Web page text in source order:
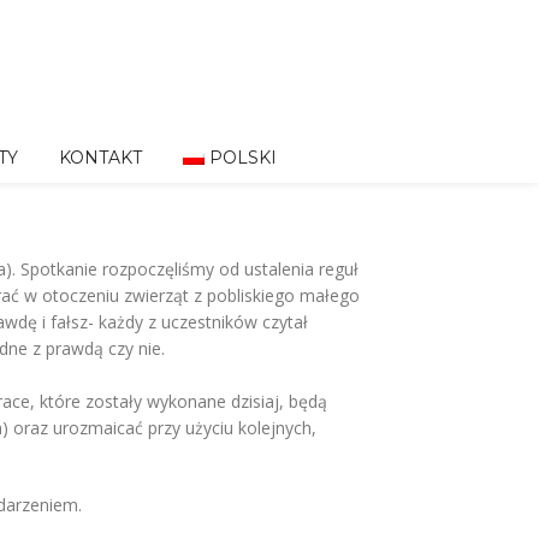
KONTAKT POLSKI
Spotkanie rozpoczęliśmy od ustalenia reguł
w otoczeniu zwierząt z pobliskiego małego
i fałsz- każdy z uczestników czytał
z prawdą czy nie.
które zostały wykonane dzisiaj, będą
oraz urozmaicać przy użyciu kolejnych,